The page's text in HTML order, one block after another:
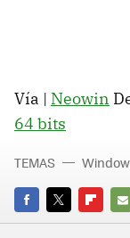
Vía | Neowin
64 bits
FACEBOOK
TWITTER
E-
TEMAS